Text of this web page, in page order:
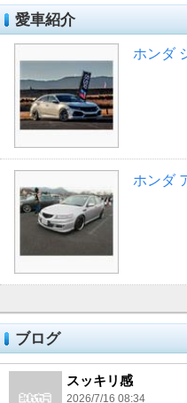
愛車紹介
ホンダ
ホンダ
ブログ
スッキリ感
2026/7/16 08:34